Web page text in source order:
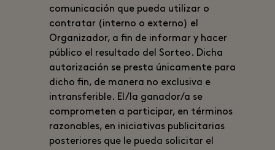
comunicación que pueda utilizar o
contratar (interno o externo) el
Organizador, a fin de informar y hacer
público el resultado del Sorteo. Dicha
autorización se presta únicamente para
dicho fin, de manera no exclusiva e
intransferible. El/la ganador/a se
comprometen a participar, en términos
razonables, en iniciativas publicitarias
posteriores que le pueda solicitar el